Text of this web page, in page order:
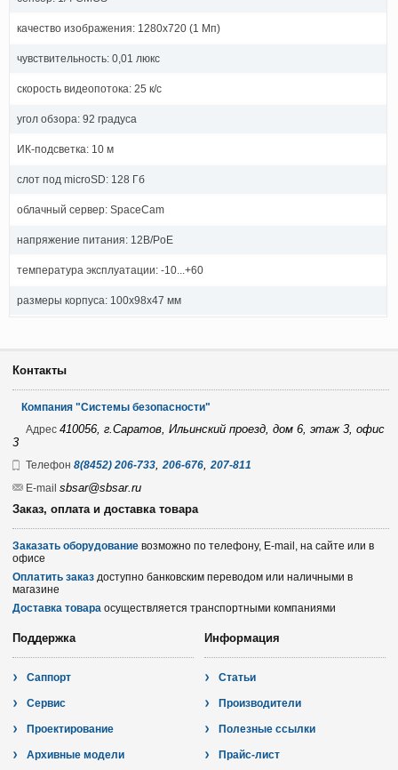
качество изображения: 1280x720 (1 Мп)
чувствительность: 0,01 люкс
скорость видеопотока: 25 к/с
угол обзора: 92 градуса
ИК-подсветка: 10 м
слот под microSD: 128 Гб
облачный сервер: SpaceCam
напряжение питания: 12В/PoE
температура эксплуатации: -10...+60
размеры корпуса: 100х98х47 мм
Контакты
Компания "Системы безопасности"
Адрес 410056, г.Саратов, Ильинский проезд, дом 6, этаж 3, офис
3
Телефон 8(8452) 206-733,206-676,207-811
E-mail sbsar@sbsar.ru
Заказ, оплата и доставка товара
Заказать оборудование возможно по телефону, E-mail, на сайте или в
офисе
Оплатить заказ доступно банковским переводом или наличными в
магазине
Доставка товара осуществляется транспортными компаниями
Поддержка
Саппорт
Сервис
Проектирование
Архивные модели
Информация
Статьи
Производители
Полезные ссылки
Прайс-лист